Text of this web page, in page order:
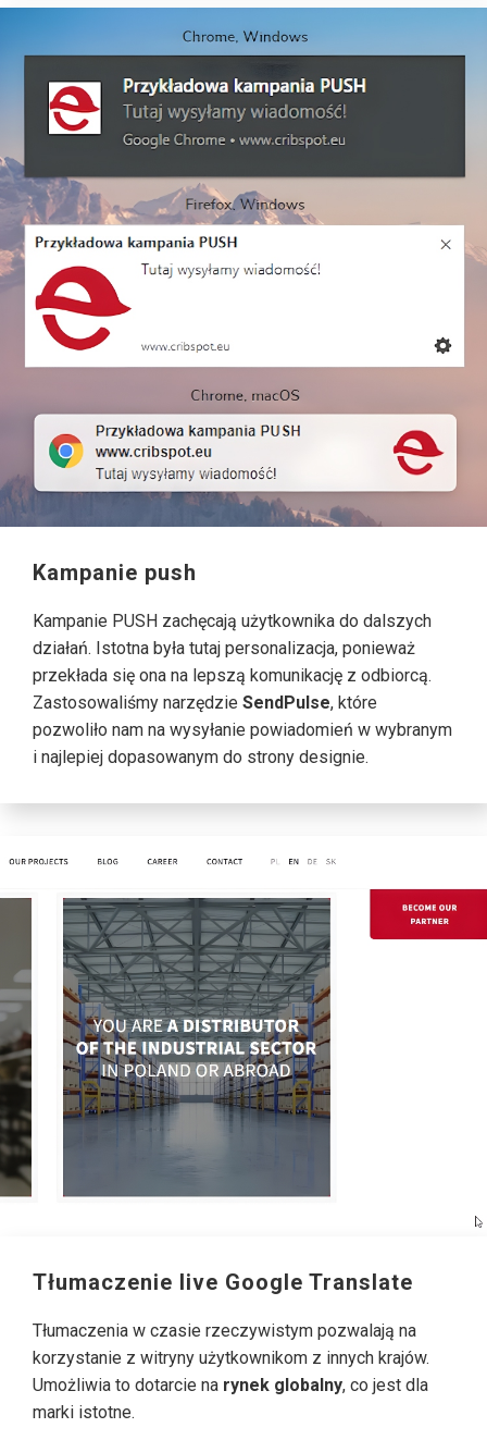
Kampanie push
Kampanie PUSH zachęcają użytkownika do dalszych
działań. Istotna była tutaj personalizacja, ponieważ
przekłada się ona na lepszą komunikację z odbiorcą.
Zastosowaliśmy narzędzie SendPulse, które
pozwoliło nam na wysyłanie powiadomień w wybranym
i najlepiej dopasowanym do strony designie.
Tłumaczenie live Google Translate
Tłumaczenia w czasie rzeczywistym pozwalają na
korzystanie z witryny użytkownikom z innych krajów.
Umożliwia to dotarcie na rynek globalny, co jest dla
marki istotne.